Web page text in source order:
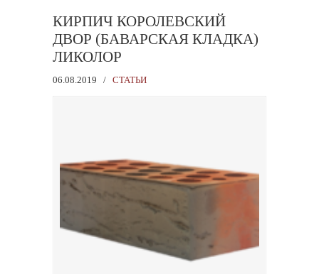
КИРПИЧ КОРОЛЕВСКИЙ
ДВОР (БАВАРСКАЯ КЛАДКА)
ЛИКОЛОР
06.08.2019 / СТАТЬИ